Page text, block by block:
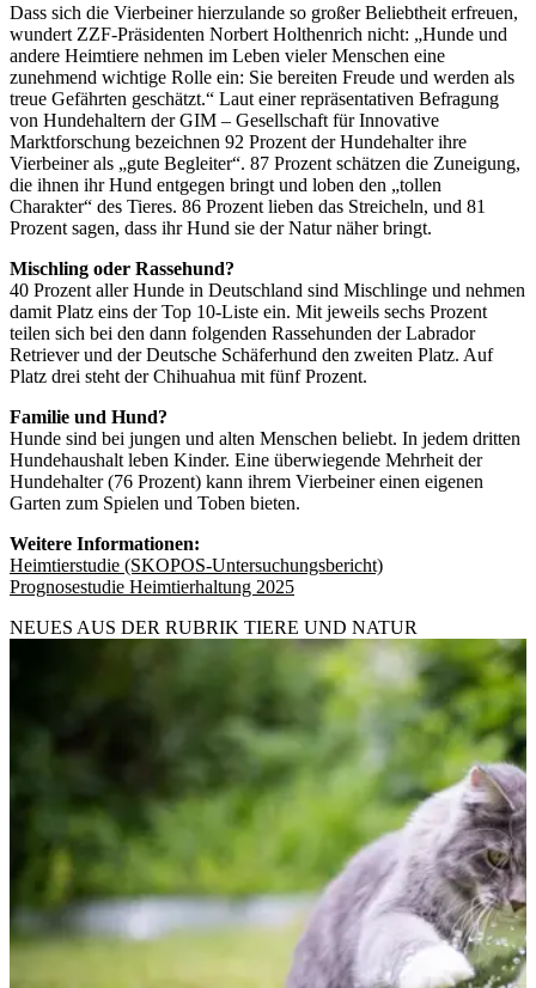
Dass sich die Vierbeiner hierzulande so großer Beliebtheit erfreuen,
wundert ZZF-Präsidenten Norbert Holthenrich nicht: „Hunde und
andere Heimtiere nehmen im Leben vieler Menschen eine
zunehmend wichtige Rolle ein: Sie bereiten Freude und werden als
treue Gefährten geschätzt.“ Laut einer repräsentativen Befragung
von Hundehaltern der GIM – Gesellschaft für Innovative
Marktforschung bezeichnen 92 Prozent der Hundehalter ihre
Vierbeiner als „gute Begleiter“. 87 Prozent schätzen die Zuneigung,
die ihnen ihr Hund entgegen bringt und loben den „tollen
Charakter“ des Tieres. 86 Prozent lieben das Streicheln, und 81
Prozent sagen, dass ihr Hund sie der Natur näher bringt.
Mischling oder Rassehund?
40 Prozent aller Hunde in Deutschland sind Mischlinge und nehmen
damit Platz eins der Top 10-Liste ein. Mit jeweils sechs Prozent
teilen sich bei den dann folgenden Rassehunden der Labrador
Retriever und der Deutsche Schäferhund den zweiten Platz. Auf
Platz drei steht der Chihuahua mit fünf Prozent.
Familie und Hund?
Hunde sind bei jungen und alten Menschen beliebt. In jedem dritten
Hundehaushalt leben Kinder. Eine überwiegende Mehrheit der
Hundehalter (76 Prozent) kann ihrem Vierbeiner einen eigenen
Garten zum Spielen und Toben bieten.
Weitere Informationen:
Heimtierstudie (SKOPOS-Untersuchungsbericht)
Prognosestudie Heimtierhaltung 2025
NEUES AUS DER RUBRIK TIERE UND NATUR